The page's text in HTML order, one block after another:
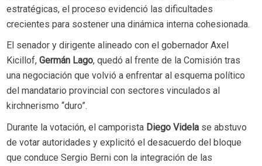
estratégicas, el proceso evidenció las dificultades
crecientes para sostener una dinámica interna cohesionada.
El senador y dirigente alineado con el gobernador Axel
Kicillof, Germán Lago, quedó al frente de la Comisión tras
una negociación que volvió a enfrentar al esquema político
del mandatario provincial con sectores vinculados al
kirchnerismo “duro”.
Durante la votación, el camporista Diego Videlase abstuvo
de votar autoridades y explicitó el desacuerdo del bloque
que conduce Sergio Berni con la integración de las